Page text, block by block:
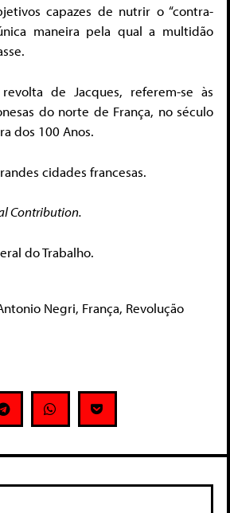
capazes de nutrir o “contra-
maneira pela qual a multidão
de Jacques, referem-se às
do norte de França, no século
dos 100 Anos.
cidades francesas.
Contribution.
do Trabalho.
Negri, França, Revolução